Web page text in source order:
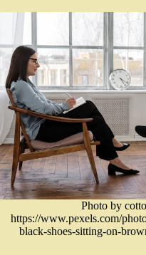
Photo by
https://www.pexels.com/
black-shoes-sitting-on-